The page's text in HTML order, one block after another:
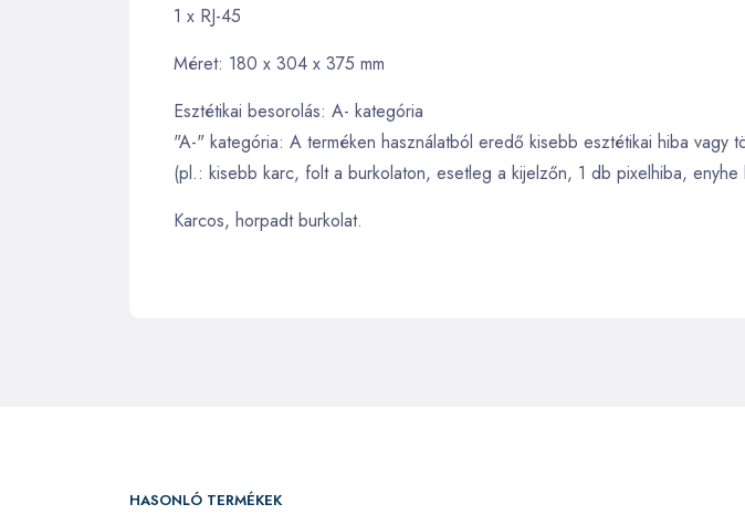
1 x RJ-45
Méret: 180 x 304 x 375 mm
Esztétikai besorolás: A- kategória
"A-" kategória: A terméken használatból eredő kisebb esztétikai hiba vagy
(pl.: kisebb karc, folt a burkolaton, esetleg a kijelzőn, 1 db pixelhiba, enyhe
Karcos, horpadt burkolat.
HASONLÓ TERMÉKEK